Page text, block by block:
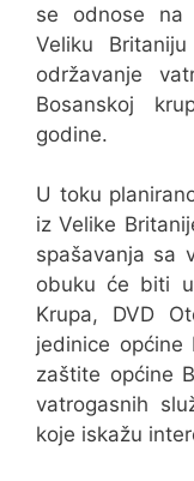
se odnose na
Veliku
održavanje
Bosanskoj
godine.
U toku
iz Velike
spašavanja sa
obuku će biti
Krupa, DVD
jedinice općine
zaštite općine
vatrogasnih
koje iskažu